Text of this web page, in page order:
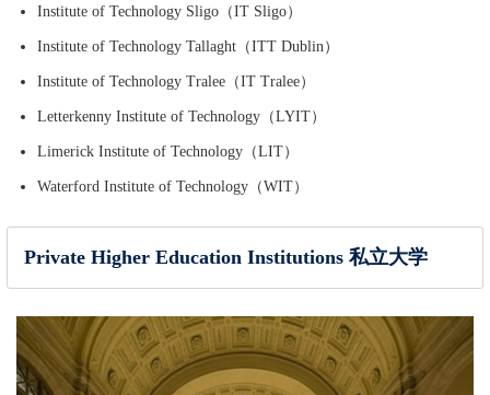
Institute of Technology Sligo（IT Sligo）
Institute of Technology Tallaght（ITT Dublin）
Institute of Technology Tralee（IT Tralee）
Letterkenny Institute of Technology（LYIT）
Limerick Institute of Technology（LIT）
Waterford Institute of Technology（WIT）
Private Higher Education Institutions 私立大学